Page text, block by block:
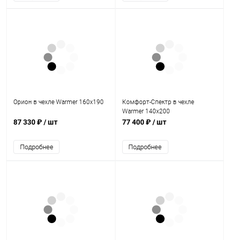
Орион в чехле Warmer 160х190
87 330 ₽/ шт
Подробнее
Комфорт-Спектр в чехле
Warmer 140х200
77 400 ₽/ шт
Подробнее